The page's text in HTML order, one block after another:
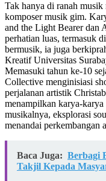
Tak hanya di ranah
komposer musik gim.
and the Light Bearer dan
perhatian luas, termasuk
bermusik, ia juga
Kreatif Universitas
Memasuki tahun ke-10
Collective menginisiasi
perjalanan artistik
menampilkan karya-
musikalnya, eksplorasi
menandai perkembangan
Baca Juga: Berbagi
Takjil Kepada